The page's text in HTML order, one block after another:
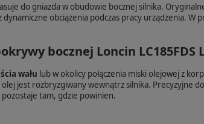
do gniazda w obudowie bocznej silnika.
obciążenia podczas pracy urządzenia. W
bocznej Loncin LC185FDS
wału lub w okolicy połączenia miski olejowej z
jest rozbryzgiwany wewnątrz silnika. Precyzyjne
tam, gdzie powinien.